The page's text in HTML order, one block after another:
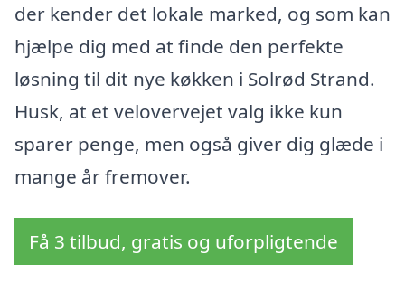
der kender det lokale marked, og som kan
hjælpe dig med at finde den perfekte
løsning til dit nye køkken i Solrød Strand.
Husk, at et velovervejet valg ikke kun
sparer penge, men også giver dig glæde i
mange år fremover.
Få 3 tilbud, gratis og uforpligtende